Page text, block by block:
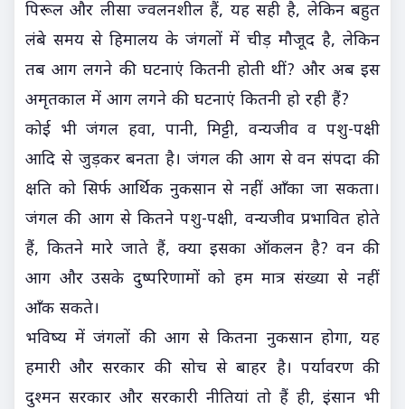
पिरूल और लीसा ज्वलनशील हैं, यह सही है, लेकिन बहुत
लंबे समय से हिमालय के जंगलों में चीड़ मौजूद है, लेकिन
तब आग लगने की घटनाएं कितनी होती थीं? और अब इस
अमृतकाल में आग लगने की घटनाएं कितनी हो रही हैं?
कोई भी जंगल हवा, पानी, मिट्टी, वन्यजीव व पशु-पक्षी
आदि से जुड़कर बनता है। जंगल की आग से वन संपदा की
क्षति को सिर्फ आर्थिक नुकसान से नहीं आँका जा सकता।
जंगल की आग से कितने पशु-पक्षी, वन्यजीव प्रभावित होते
हैं, कितने मारे जाते हैं, क्या इसका ऑकलन है? वन की
आग और उसके दुष्परिणामों को हम मात्र संख्या से नहीं
आँक सकते।
भविष्य में जंगलों की आग से कितना नुकसान होगा, यह
हमारी और सरकार की सोच से बाहर है। पर्यावरण की
दुश्मन सरकार और सरकारी नीतियां तो हैं ही, इंसान भी